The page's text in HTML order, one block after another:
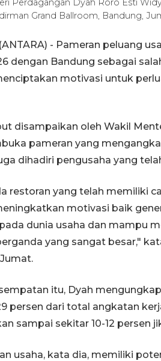
Perdagangan Dyah Roro Esti
Grand Ballroom, Bandung,
- Pameran peluang
dengan Bandung sebagai
motivasi untuk
disampaikan oleh Wakil
pameran yang
dihadiri pengusaha yang
restoran yang telah memiliki
motivasi baik
dunia usaha dan mampu
yang sangat besar,"
itu, Dyah
persen dari total angkatan
sampai sekitar 10-12 persen
usaha, kata dia, memiliki